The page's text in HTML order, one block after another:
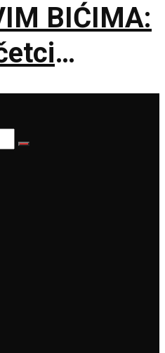
BIĆIMA:
sličnim